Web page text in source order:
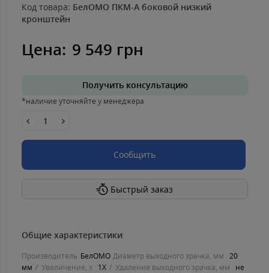
Код товара: БелОМО ПКМ-А боковой низкий
кронштейн
Цена: 9 549 грн
Получить консультацию
*наличие уточняйте у менеджера
Сообщить
Быстрый заказ
Общие характеристики
Производитель БелОМО Диаметр выходного зрачка, мм 20
мм
Увеличение, х 1X Удаление выходного зрачка, мм
не